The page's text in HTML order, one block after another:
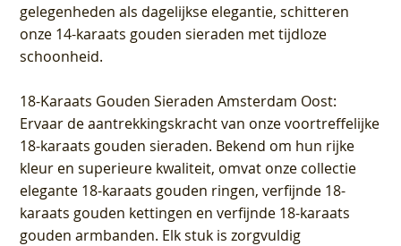
gelegenheden als dagelijkse elegantie, schitteren
onze 14-karaats gouden sieraden met tijdloze
schoonheid.
18-Karaats Gouden Sieraden Amsterdam Oost:
Ervaar de aantrekkingskracht van onze voortreffelijke
18-karaats gouden sieraden. Bekend om hun rijke
kleur en superieure kwaliteit, omvat onze collectie
elegante 18-karaats gouden ringen, verfijnde 18-
karaats gouden kettingen en verfijnde 18-karaats
gouden armbanden. Elk stuk is zorgvuldig